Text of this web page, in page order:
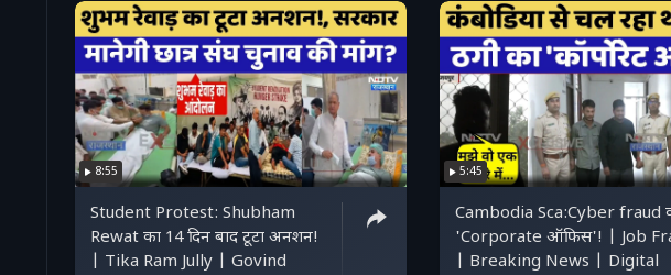
8:55
Student Protest: Shubham
Rewat का 14 दिन बाद टूटा अनशन!
| Tika Ram Jully | Govind
5:45
Cambodia Sca:Cyber ​​fraud
'Corporate ऑफिस'! | Job
| Breaking News | Digital